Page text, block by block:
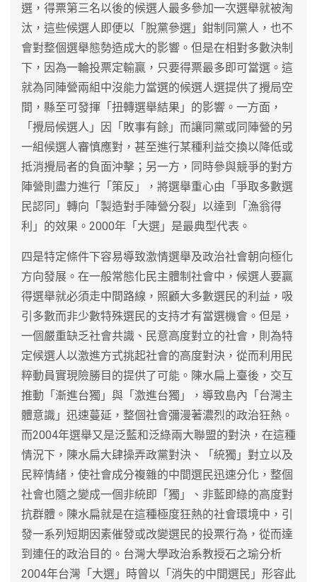
選，得票第三名以後的候選人最多參加一次選舉就被淘
汰，這些候選人即便以「脫黨參選」鉗制同黨人，也不
會對整個選舉態勢造成大的影響。但是在相對多數決制
下，因為一輪投票定輸贏，只要得票最多即可當選。這
就為同陣營兩組中沒能力當選的候選人選提供了攪局空
間，縣至可發揮「扭轉選舉結果」的影響。一方面，
「攪局候選人」因「敗事有餘」而讓同黨或同陣營的另
一組候選人審慎應對，甚至進行某種利益交換以降低或
抵消攪局者的負面沖擊；另一方，同時參與競爭的對方
陣營則盡力進行「策反」，將選舉重心由「爭取多數選
民認同」轉向「製造對手陣營分裂」以達到「漁翁得
利」的效果。2000年「大選」是最典型代表。
四是特定條件下容易導致激情選舉及政治社會朝向極化
方向發展。在一般常態化民主體制社會中，候選人要贏
得選舉就必須走中間路線，照顧大多數選民的利益，吸
引多數而非少數特殊選民的支持才有當選機會。但是，
一個嚴重缺乏社會共識、民意高度對立的社會，則為特
定候選人以激進方式挑起社會的高度對決，從而利用民
粹動員實現險勝目的提供了可能。陳水扁上臺後，交互
推動「漸進台獨」與「激進台獨」，導致島內「台灣主
體意識」迅速蔓延，整個社會彌漫著濃烈的政治狂熱。
而2004年選舉又是泛藍和泛綠兩大聯盟的對決，在這種
情況下，陳水扁大肆操弄政黨對決、「統獨」對立以及
民粹情緒，使社會成分複雜的中間選民迅速分化，整個
社會也隨之變成一個非統即「獨」、非藍即綠的高度對
抗群體。陳水扁就是在這種極度狂熱的社會環境中，引
發一系列短期因素催發或改變選民的投票行為，從而達
到連任的政治目的。台灣大學政治系教授石之瑜分析
2004年台灣「大選」時曾以「消失的中間選民」形容此